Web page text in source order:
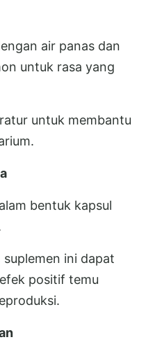
air panas dan
untuk rasa yang
untuk membantu
bentuk kapsul
suplemen ini dapat
positif temu